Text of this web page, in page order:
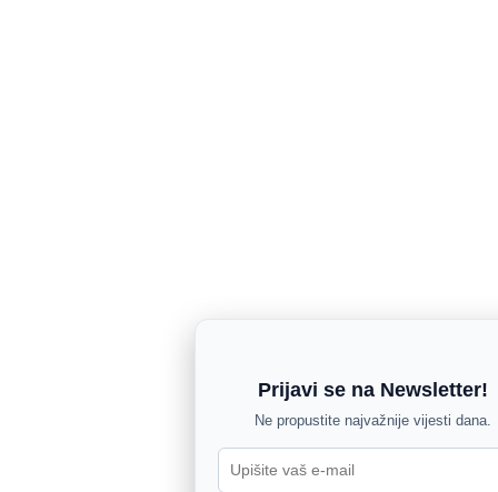
Prijavi se na Newsletter!
Ne propustite najvažnije vijesti dana.